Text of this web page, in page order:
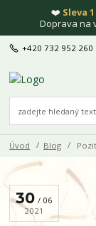
❤️ Sleva
Doprava na
+420 732 952 260
Úvod Blog
30
06
2021